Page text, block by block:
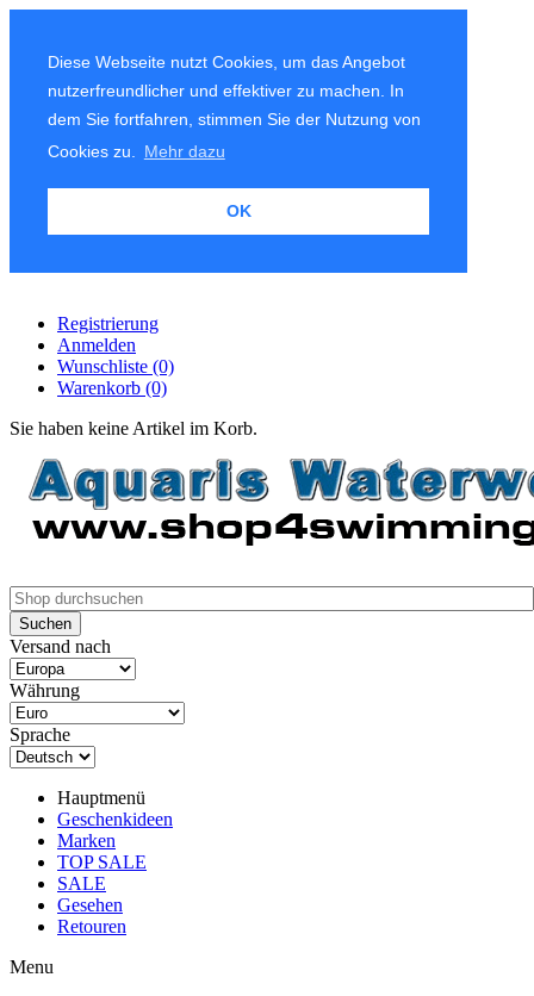
Diese Webseite nutzt Cookies, um das Angebot
nutzerfreundlicher und effektiver zu machen. In
dem Sie fortfahren, stimmen Sie der Nutzung von
Cookies zu.
Mehr dazu
OK
Registrierung
Anmelden
Wunschliste (0)
Warenkorb (0)
Sie haben keine Artikel im Korb.
Versand nach
Währung
Sprache
Hauptmenü
Geschenkideen
Marken
TOP SALE
SALE
Gesehen
Retouren
Menu